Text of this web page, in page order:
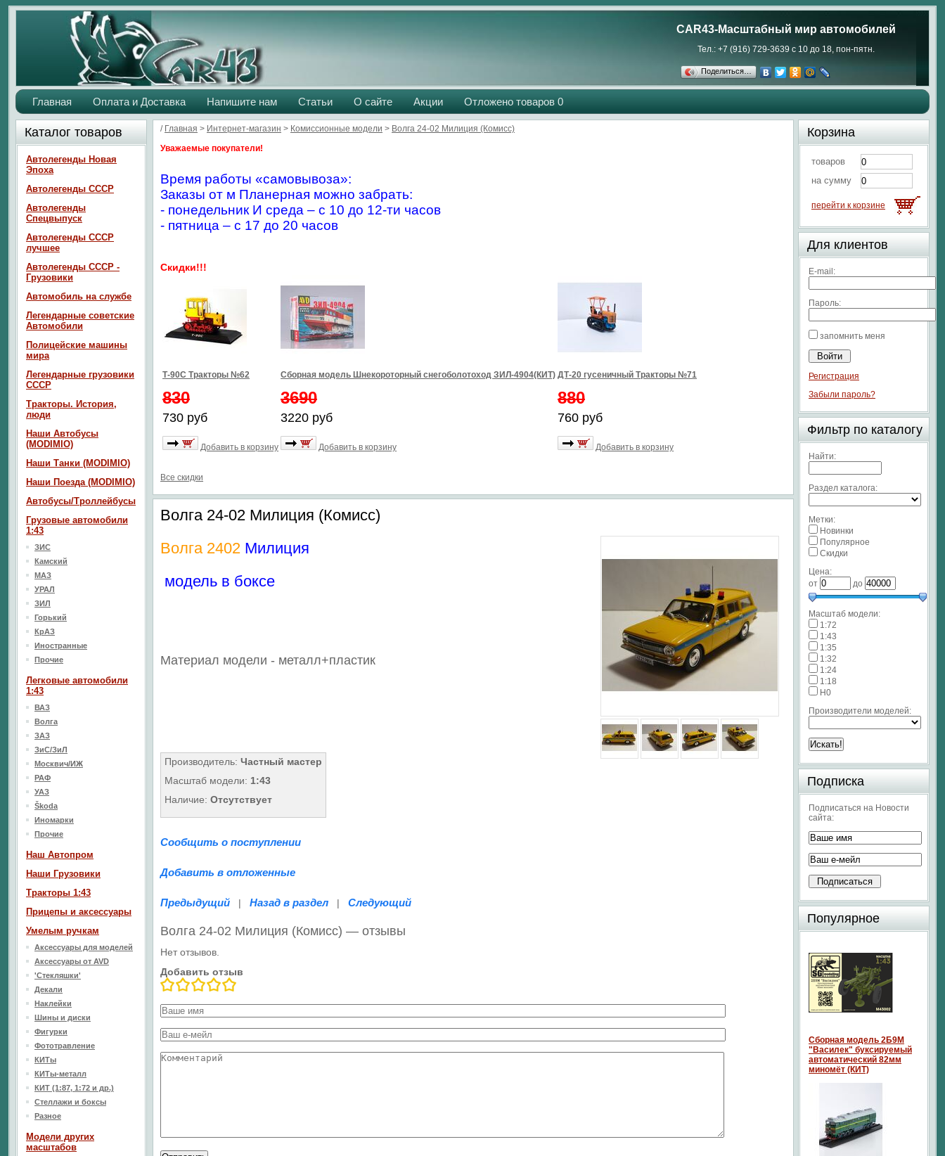
CAR43-Масштабный мир автомобилей
Тел.: +7 (916) 729-3639 с 10 до 18, пон-пятн.
Поделиться…
Главная Оплата и Доставка Напишите нам Статьи О сайте Акции Отложено товаров 0
/ Главная > Интернет-магазин > Комиссионные модели > Волга 24-02 Милиция (Комисс)
Уважаемые покупатели!
Время работы «самовывоза»:
Заказы от м Планерная можно забрать:
- понедельник И среда – с 10 до 12-ти часов
- пятница – с 17 до 20 часов
Скидки!!!
Т-90С Тракторы №62
830
730 руб
Добавить в корзину
Сборная модель Шнекороторный снегоболотоход ЗИЛ-4904(КИТ)
3690
3220 руб
Добавить в корзину
ДТ-20 гусеничный Тракторы №71
880
760 руб
Добавить в корзину
Все скидки
Волга 24-02 Милиция (Комисс)
Волга 2402 Милиция
модель в боксе
Материал модели - металл+пластик
Производитель: Частный мастер
Масштаб модели: 1:43
Наличие: Отсутствует
Сообщить о поступлении
Добавить в отложенные
Предыдущий | Назад в раздел | Следующий
Волга 24-02 Милиция (Комисс) — отзывы
Нет отзывов.
Добавить отзыв
Каталог товаров
Автолегенды Новая
Эпоха
Автолегенды СССР
Автолегенды
Спецвыпуск
Автолегенды СССР
лучшее
Автолегенды СССР -
Грузовики
Автомобиль на службе
Легендарные советские
Автомобили
Полицейские машины
мира
Легендарные грузовики
СССР
Тракторы. История,
люди
Наши Автобусы
(MODIMIO)
Наши Танки (MODIMIO)
Наши Поезда (MODIMIO)
Автобусы/Троллейбусы
Грузовые автомобили
1:43
ЗИС
Камский
МАЗ
УРАЛ
ЗИЛ
Горький
КрАЗ
Иностранные
Прочие
Легковые автомобили
1:43
ВАЗ
Волга
ЗАЗ
ЗиС/ЗиЛ
Москвич/ИЖ
РАФ
УАЗ
Škoda
Иномарки
Прочие
Наш Aвтопром
Наши Грузовики
Тракторы 1:43
Прицепы и аксессуары
Умелым ручкам
Аксессуары для моделей
Аксессуары от AVD
'Стекляшки'
Декали
Наклейки
Шины и диски
Фигурки
Фототравление
КИТы
КИТы-металл
КИТ (1:87, 1:72 и др.)
Стеллажи и боксы
Разное
Модели других
масштабов
Корзина
товаров
на сумму
перейти к корзине
Для клиентов
E-mail:
Пароль:
запомнить меня
Регистрация
Забыли пароль?
Фильтр по каталогу
Найти:
Раздел каталога:
Метки:
Новинки
Популярное
Скидки
Цена:
от
до
Масштаб модели:
1:72
1:43
1:35
1:32
1:24
1:18
H0
Производители моделей:
Подписка
Подписаться на Новости
сайта:
Популярное
Сборная модель 2Б9М
"Василек" буксируемый
автоматический 82мм
миномёт (КИТ)